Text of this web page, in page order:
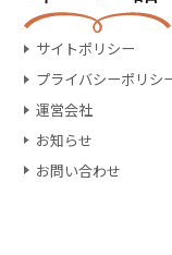
サイトポリシー
プライバシーポリシ
運営会社
お知らせ
お問い合わせ